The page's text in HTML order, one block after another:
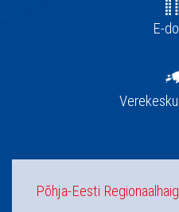
E-
Põhja-Eesti